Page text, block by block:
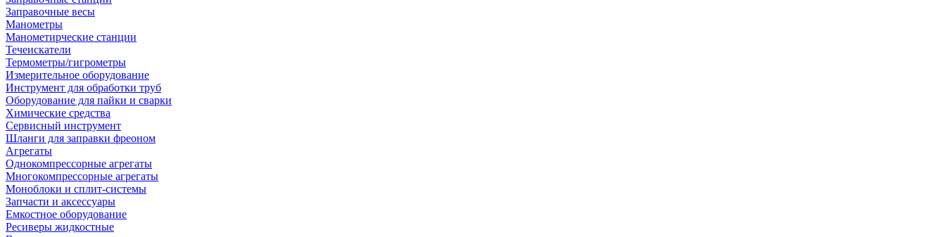
Заправочные весы
Манометры
Манометирческие станции
Течеискатели
Термометры/гигрометры
Измерительное оборудование
Инструмент для обработки труб
Оборудование для пайки и сварки
Химические средства
Сервисный инструмент
Шланги для заправки фреоном
Агрегаты
Однокомпрессорные агрегаты
Многокомпрессорные агрегаты
Моноблоки и сплит-системы
Запчасти и аксессуары
Емкостное оборудование
Ресиверы жидкостные